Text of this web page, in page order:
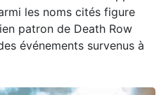
les noms cités figure
patron de Death Row
événements survenus à